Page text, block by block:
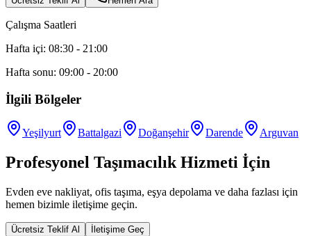
Çalışma Saatleri
Hafta içi: 08:30 - 21:00
Hafta sonu: 09:00 - 20:00
İlgili Bölgeler
Yeşilyurt Battalgazi Doğanşehir Darende Arguvan
Profesyonel Taşımacılık Hizmeti İçin
Evden eve nakliyat, ofis taşıma, eşya depolama ve daha fazlası için
hemen bizimle iletişime geçin.
Ücretsiz Teklif Al İletişime Geç